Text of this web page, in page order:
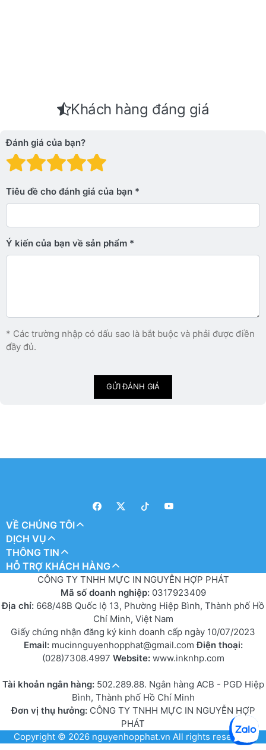
Khách hàng đáng giá
Đánh giá của bạn?
Đánh giá: 4 trên 5
Đánh giá: 3 trên 5 sao.
Đánh giá: 2 trên 5 sao.
Đánh giá: 1 trên 5 sao. Xấu
Tiêu đề cho đánh giá của bạn
Ý kiến ​​của bạn về sản phẩm
* Các trường nhập có dấu sao là bắt buộc và phải được điền
đầy đủ.
GỬI ĐÁNH GIÁ
VỀ CHÚNG TÔI
DỊCH VỤ
THÔNG TIN
HỖ TRỢ KHÁCH HÀNG
CÔNG TY TNHH MỰC IN NGUYỄN HỢP PHÁT
Mã số doanh nghiệp: 0317923409
Địa chỉ: 668/48B Quốc lộ 13, Phường Hiệp Bình, Thành phố Hồ
Chí Minh, Việt Nam
Giấy chứng nhận đăng ký kinh doanh cấp ngày 10/07/2023
Email: mucinnguyenhopphat@gmail.comĐiện thoại:
(028)7308.4997 Website: www.inknhp.com
Tài khoản ngân hàng: 502.289.88. Ngân hàng ACB - PGD Hiệp
Bình, Thành phố Hồ Chí Minh
Đơn vị thụ hưởng:CÔNG TY TNHH MỰC IN NGUYỄN HỢP
PHÁT
Copyright © 2026 nguyenhopphat.vn All rights reserved.